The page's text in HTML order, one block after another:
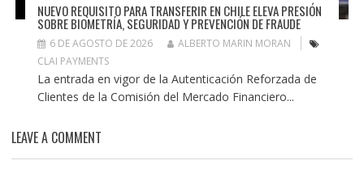
NUEVO REQUISITO PARA TRANSFERIR EN CHILE ELEVA PRESIÓN
SOBRE BIOMETRÍA, SEGURIDAD Y PREVENCIÓN DE FRAUDE
6 DE AGOSTO DE 2026
ALBERTO MARIN MORAN
CLAI PAYMENTS
La entrada en vigor de la Autenticación Reforzada de
Clientes de la Comisión del Mercado Financiero...
LEAVE A COMMENT